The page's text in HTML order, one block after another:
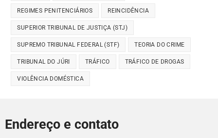
REGIMES PENITENCIÁRIOS REINCIDÊNCIA
SUPERIOR TRIBUNAL DE JUSTIÇA (STJ)
SUPREMO TRIBUNAL FEDERAL (STF) TEORIA DO CRIME
TRIBUNAL DO JÚRI TRÁFICO TRÁFICO DE DROGAS
VIOLÊNCIA DOMÉSTICA
Endereço e contato